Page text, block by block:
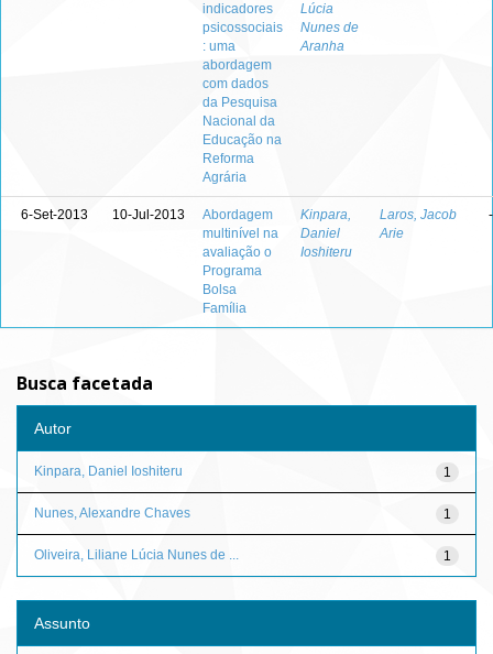
indicadores
psicossociais
: uma
abordagem
com dados
da Pesquisa
Nacional da
Educação na
Reforma
Agrária
Lúcia
Nunes de
Aranha
6-Set-2013 10-Jul-2013
Abordagem
multinível na
avaliação o
Programa
Bolsa
Família
Kinpara,
Daniel
Ioshiteru
Laros, Jacob
Arie
-
Busca facetada
Autor
1
Kinpara, Daniel Ioshiteru
1
Nunes, Alexandre Chaves
1
Oliveira, Liliane Lúcia Nunes de ...
Assunto